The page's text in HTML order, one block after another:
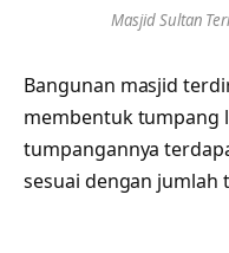
Masjid Sultan
Bangunan masjid
membentuk tumpang
tumpangannya
sesuai dengan jumlah